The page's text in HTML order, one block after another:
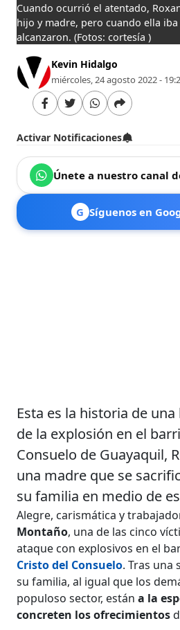
Cuando ocurrió el atentado,
hijo y madre, pero cuando ella
alcanzaron.(Fotos: cortesía )
Kevin Hidalgo
miércoles, 24 agosto 2022 -
Activar Notificaciones
Únete a nuestro canal
G Síguenos en
Esta es la historia de
de la explosión en el
Consuelo de Guayaquil,
una madre que se
su familia en medio de
Alegre, carismática y
Montaño, una de las cinco
ataque con explosivos en el
Cristo del Consuelo. Tras una
su familia, al igual que los
populoso sector, estána la
concreten los ofrecimientos